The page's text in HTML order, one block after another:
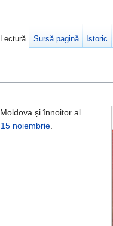
și înnoitor al
15 noiembrie
Lectură Sursă pagină Istoric